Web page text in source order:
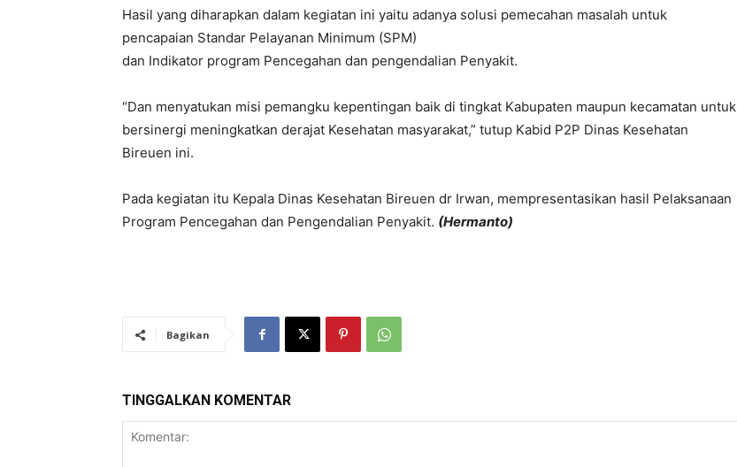
Hasil yang diharapkan dalam kegiatan ini yaitu adanya solusi pemecahan masalah untuk
pencapaian Standar Pelayanan Minimum (SPM)
dan Indikator program Pencegahan dan pengendalian Penyakit.
“Dan menyatukan misi pemangku kepentingan baik di tingkat Kabupaten maupun kecamatan untuk
bersinergi meningkatkan derajat Kesehatan masyarakat,” tutup Kabid P2P Dinas Kesehatan
Bireuen ini.
Pada kegiatan itu Kepala Dinas Kesehatan Bireuen dr Irwan, mempresentasikan hasil Pelaksanaan
Program Pencegahan dan Pengendalian Penyakit. (Hermanto)
Bagikan
TINGGALKAN KOMENTAR